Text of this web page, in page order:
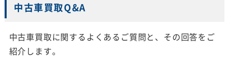
中古車買取Q&A
中古車買取に関するよくあるご質問と、その回答をご
紹介します。